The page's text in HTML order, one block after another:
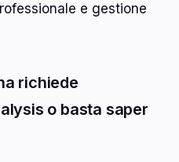
e gestione
richiede
o basta saper